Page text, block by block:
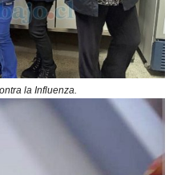
la Influenza.